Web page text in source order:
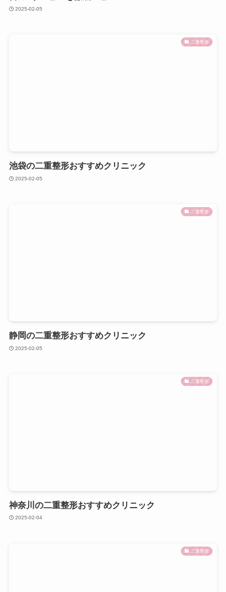
2025-02-05
二重整形
池袋の二重整形おすすめクリニック
2025-02-05
二重整形
静岡の二重整形おすすめクリニック
2025-02-05
二重整形
神奈川の二重整形おすすめクリニック
2025-02-04
二重整形